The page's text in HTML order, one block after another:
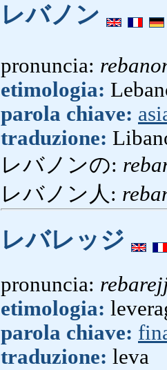
レバノン
pronuncia:
etimologia:
parola chiave:
traduzione:
レバノンの:
レバノン人:
レバレッジ
pronuncia:
etimologia:
parola chiave:
traduzione: leva